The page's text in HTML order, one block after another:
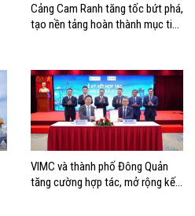
Cảng Cam Ranh tăng tốc bứt phá,
tạo nền tảng hoàn thành mục tiêu
VIMC và thành phố Đông Quản
tăng cường hợp tác, mở rộng kết